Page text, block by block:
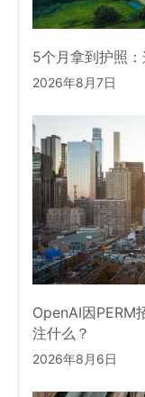
5个月拿到护照
2026年8月7日
OpenAI因PERM
注什么？
2026年8月6日